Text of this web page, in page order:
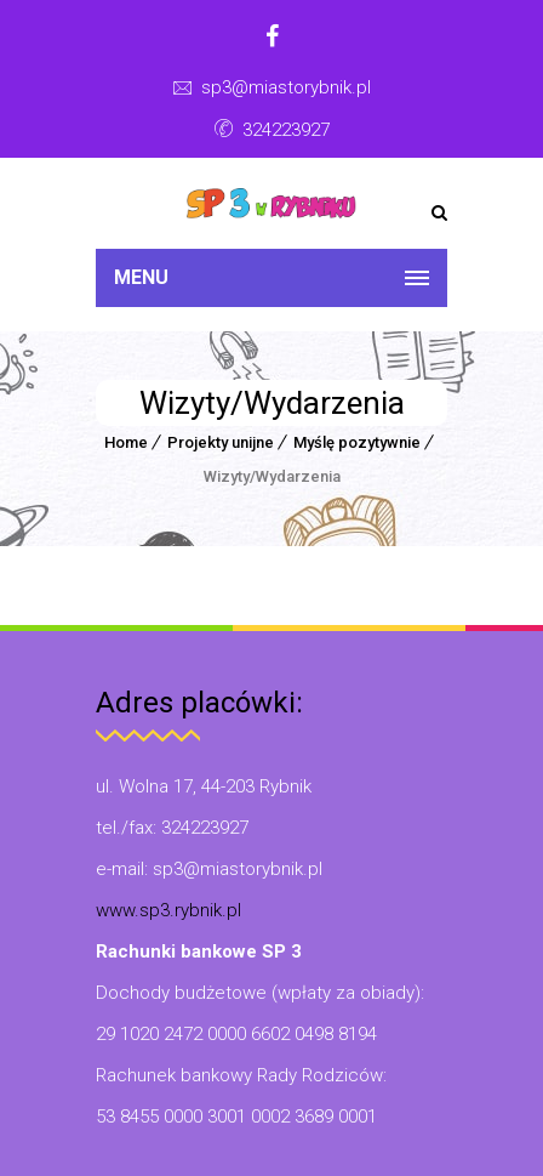
sp3@miastorybnik.pl
324223927
MENU
Wizyty/Wydarzenia
Home Projekty unijne
Myślę pozytywnie
Wizyty/Wydarzenia
Adres placówki:
ul. Wolna 17, 44-203 Rybnik
tel./fax: 324223927
e-mail: sp3@miastorybnik.pl
www.sp3.rybnik.pl
Rachunki bankowe SP 3
Dochody budżetowe (wpłaty za obiady):
29 1020 2472 0000 6602 0498 8194
Rachunek bankowy Rady Rodziców:
53 8455 0000 3001 0002 3689 0001